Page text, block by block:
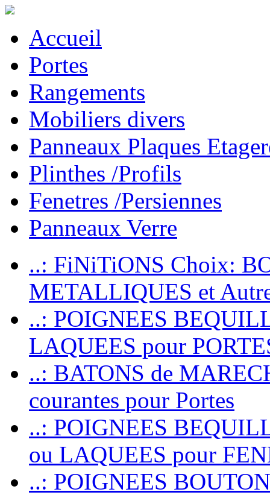
Accueil
Portes
Rangements
Mobiliers divers
Panneaux Plaques
Plinthes /Profils
Fenetres /Persiennes
Panneaux Verre
..: FiNiTiONS Choix:
METALLIQUES et
..: POIGNEES
LAQUEES pour
..: BATONS de
courantes pour Portes
..: POIGNEES
ou LAQUEES pour
..: POIGNEES